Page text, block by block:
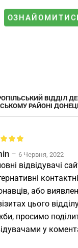
ВІДДІЛ
РАЙОНІ
– 6 Червня, 2022
відвідувачі
або
цього
просимо
у